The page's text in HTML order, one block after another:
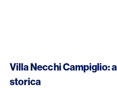
Villa Necchi Campiglio:
storica